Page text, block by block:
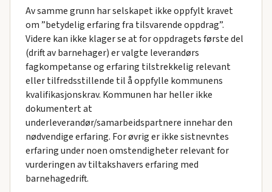
Av samme grunn har selskapet ikke oppfylt kravet
om ”betydelig erfaring fra tilsvarende oppdrag”.
Videre kan ikke klager se at for oppdragets første del
(drift av barnehager) er valgte leverandørs
fagkompetanse og erfaring tilstrekkelig relevant
eller tilfredsstillende til å oppfylle kommunens
kvalifikasjonskrav. Kommunen har heller ikke
dokumentert at
underleverandør/samarbeidspartnere innehar den
nødvendige erfaring. For øvrig er ikke sistnevntes
erfaring under noen omstendigheter relevant for
vurderingen av tiltakshavers erfaring med
barnehagedrift.